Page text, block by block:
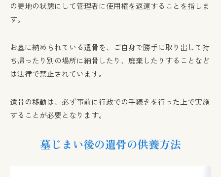
の更地の状態にして管理者に使用権を返還することを指しま
す。
お墓に納められている遺骨を、ご自身で勝手に取り出して持
ち帰ったり別の場所に納骨したり、廃棄したりすることなど
は法律で禁止されています。
遺骨の移動は、必ず事前に行政での手続きを行った上で実施
することが必要となります。
墓じまい後の遺骨の供養方法